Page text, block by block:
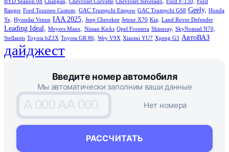
BYD Sealion 08 Changan, Chevrolet Corvette Chevrolet Silverado, Ford F-150,
Ford
Ranger Ford Tourneo Custom, GAC Trumpchi Empow GAC Trumpchi GS8 Geely,
Honda
Ye,
Hyundai Venue IAA 2025, Jeep Cherokee Jetour X70 Kia, Land Rover Defender
Leading Ideal, Meyers Manx, Nissan Kicks Opel Frontera Shineray, SkyNomad N70,
Stellantis Toyota bZ3X Toyota GR 86, Wey V9X Xiaomi YU7 Xpeng G3 АвтоВАЗ
дайджест
Введите номер автомобиля
Мы автоматически заполним ваши данные
A 000 AA 000
РАССЧИТАТЬ
Нет номера